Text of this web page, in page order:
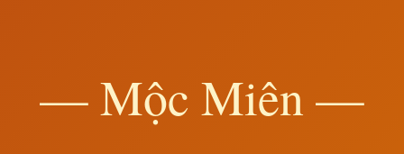
— Mộc Miên —